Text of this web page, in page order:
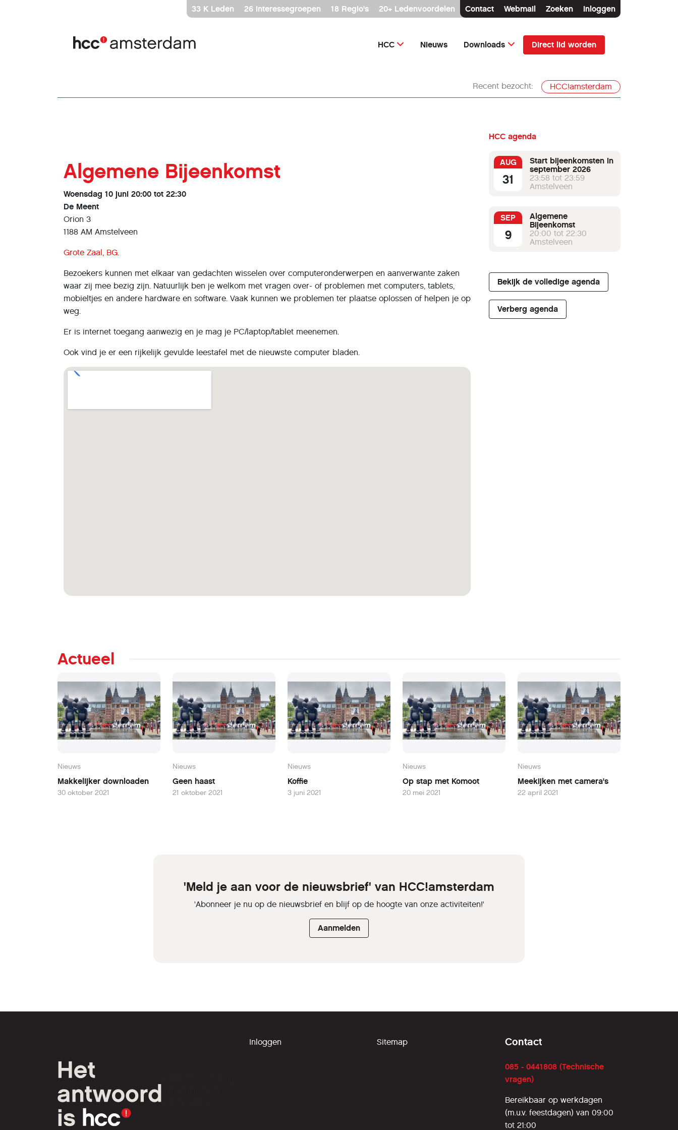
inhoud
33 K Leden 26 interessegroepen 18 Regio's 20+ Ledenvoordelen Contact Webmail Zoeken Inloggen
HCC Nieuws Downloads Direct lid worden
Recent bezocht: HCC!amsterdam
Algemene Bijeenkomst
Woensdag 10 juni 20:00 tot 22:30
De Meent
Orion 3
1188 AM Amstelveen
Grote Zaal, BG.
Bezoekers kunnen met elkaar van gedachten wisselen over computeronderwerpen en aanverwante zaken
waar zij mee bezig zijn. Natuurlijk ben je welkom met vragen over- of problemen met computers, tablets,
mobieltjes en andere hardware en software. Vaak kunnen we problemen ter plaatse oplossen of helpen je op
weg.
Er is internet toegang aanwezig en je mag je PC/laptop/tablet meenemen.
Ook vind je er een rijkelijk gevulde leestafel met de nieuwste computer bladen.
HCC agenda
AUG
31
Start bijeenkomsten in
september 2026
23:58 tot 23:59
Amstelveen
SEP
9
Algemene
Bijeenkomst
20:00 tot 22:30
Amstelveen
Bekijk de volledige agenda
Verberg agenda
Actueel
Nieuws
Makkelijker downloaden
30 oktober 2021
Nieuws
Geen haast
21 oktober 2021
Nieuws
Koffie
3 juni 2021
Nieuws
Op stap met Komoot
20 mei 2021
Nieuws
Meekijken met camera's
22 april 2021
'Meld je aan voor de nieuwsbrief' van HCC!amsterdam
'Abonneer je nu op de nieuwsbrief en blijf op de hoogte van onze activiteiten!'
Aanmelden
tech-liefhebbers.
Inloggen Sitemap Contact
085 - 0441808 (Technische
vragen)
Bereikbaar op werkdagen
(m.u.v. feestdagen) van 09:00
tot 21:00